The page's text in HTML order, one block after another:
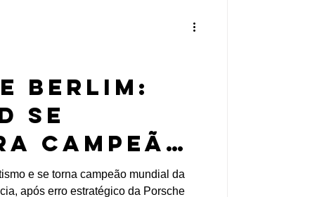
BERLIM:
se
campeão
E e
e se torna campeão mundial da
após erro estratégico da Porsche